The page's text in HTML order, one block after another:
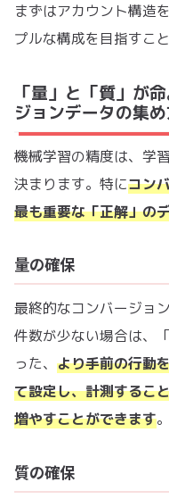
まずはアカウント構造
プルな構成を目指すこ
「量」と「質」が
ジョンデータの集
機械学習の精度は、学
決まります。特にコン
最も重要な「正解」の
量の確保
最終的なコンバージョ
件数が少ない場合は、
った、 より手前の行動
て設定し、計測するこ
増やすことができます。
質の確保